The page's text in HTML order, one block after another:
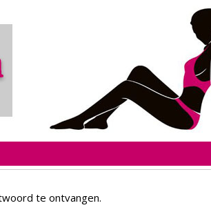
te ontvangen.